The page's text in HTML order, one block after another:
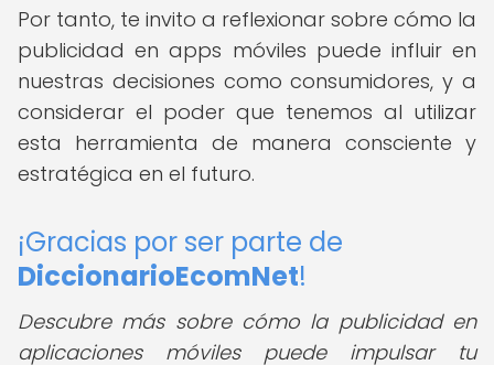
Por tanto, te invito a reflexionar sobre cómo la
publicidad en apps móviles puede influir en
nuestras decisiones como consumidores, y a
considerar el poder que tenemos al utilizar
esta herramienta de manera consciente y
estratégica en el futuro.
¡Gracias por ser parte de
DiccionarioEcomNet!
Descubre más sobre cómo la publicidad en
aplicaciones móviles puede impulsar tu